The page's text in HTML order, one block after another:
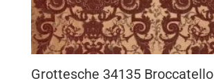
Grottesche 34135 Broccatello